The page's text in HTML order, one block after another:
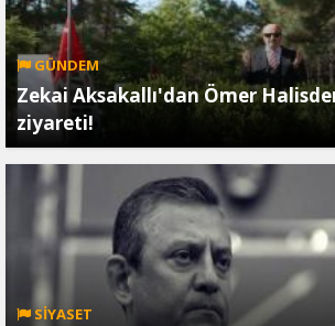
GÜNDEM
Zekai Aksakallı'dan Ömer
ziyareti!
SİYASET